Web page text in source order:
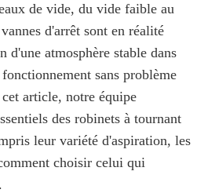
de vide, du vide faible au
d'arrêt sont en réalité
d'une atmosphère stable dans
sans problème
article, notre équipe
des robinets à tournant
leur variété d'aspiration, les
choisir celui qui